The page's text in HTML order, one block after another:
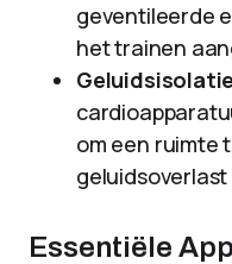
geventileerde
het trainen
om een ruimte
geluidsoverlast
Essentiële